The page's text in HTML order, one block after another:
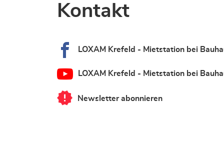
Kontakt
LOXAM Krefeld - Mietstation bei
LOXAM Krefeld - Mietstation bei
Newsletter abonnieren
von